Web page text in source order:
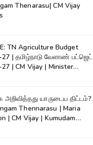
Thenarasu| CM Vijay
TN Agriculture Budget
| தமிழ்நாடு வேளாண் பட்ஜெட்
| CM Vijay | Minister
யாருடைய திட்டம்?
Thennarasu | Maria
| CM Vijay | Kumudam